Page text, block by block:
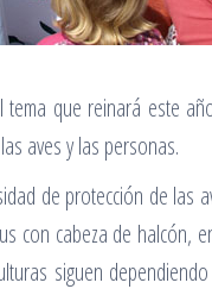
tema que reinará este
aves y las personas.
de protección de las
con cabeza de halcón,
siguen